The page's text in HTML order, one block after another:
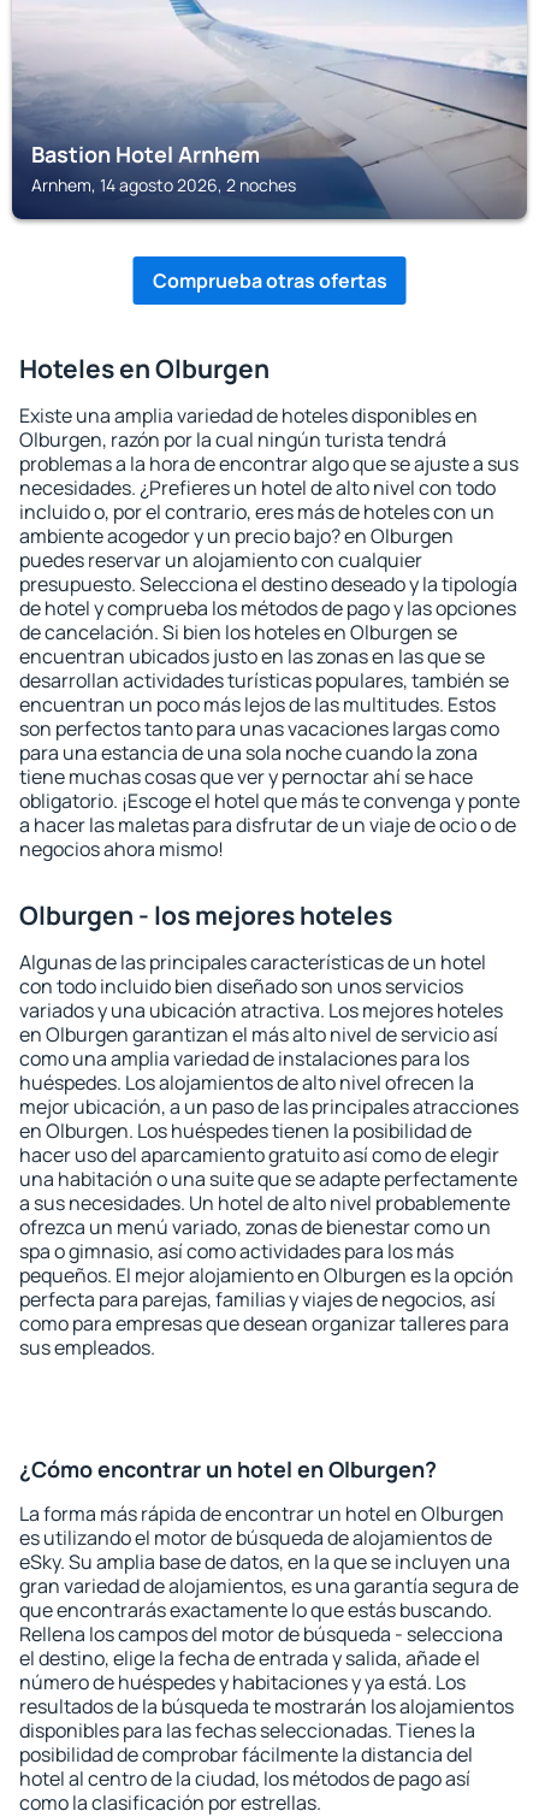
Bastion Hotel Arnhem
Arnhem, 14 agosto 2026, 2 noches
Comprueba otras ofertas
Hoteles en Olburgen
Existe una amplia variedad de hoteles disponibles en
Olburgen, razón por la cual ningún turista tendrá
problemas a la hora de encontrar algo que se ajuste a sus
necesidades. ¿Prefieres un hotel de alto nivel con todo
incluido o, por el contrario, eres más de hoteles con un
ambiente acogedor y un precio bajo? en Olburgen
puedes reservar un alojamiento con cualquier
presupuesto. Selecciona el destino deseado y la tipología
de hotel y comprueba los métodos de pago y las opciones
de cancelación. Si bien los hoteles en Olburgen se
encuentran ubicados justo en las zonas en las que se
desarrollan actividades turísticas populares, también se
encuentran un poco más lejos de las multitudes. Estos
son perfectos tanto para unas vacaciones largas como
para una estancia de una sola noche cuando la zona
tiene muchas cosas que ver y pernoctar ahí se hace
obligatorio. ¡Escoge el hotel que más te convenga y ponte
a hacer las maletas para disfrutar de un viaje de ocio o de
negocios ahora mismo!
Olburgen - los mejores hoteles
Algunas de las principales características de un hotel
con todo incluido bien diseñado son unos servicios
variados y una ubicación atractiva. Los mejores hoteles
en Olburgen garantizan el más alto nivel de servicio así
como una amplia variedad de instalaciones para los
huéspedes. Los alojamientos de alto nivel ofrecen la
mejor ubicación, a un paso de las principales atracciones
en Olburgen. Los huéspedes tienen la posibilidad de
hacer uso del aparcamiento gratuito así como de elegir
una habitación o una suite que se adapte perfectamente
a sus necesidades. Un hotel de alto nivel probablemente
ofrezca un menú variado, zonas de bienestar como un
spa o gimnasio, así como actividades para los más
pequeños. El mejor alojamiento en Olburgen es la opción
perfecta para parejas, familias y viajes de negocios, así
como para empresas que desean organizar talleres para
sus empleados.
¿Cómo encontrar un hotel en Olburgen?
La forma más rápida de encontrar un hotel en Olburgen
es utilizando el motor de búsqueda de alojamientos de
eSky. Su amplia base de datos, en la que se incluyen una
gran variedad de alojamientos, es una garantía segura de
que encontrarás exactamente lo que estás buscando.
Rellena los campos del motor de búsqueda - selecciona
el destino, elige la fecha de entrada y salida, añade el
número de huéspedes y habitaciones y ya está. Los
resultados de la búsqueda te mostrarán los alojamientos
disponibles para las fechas seleccionadas. Tienes la
posibilidad de comprobar fácilmente la distancia del
hotel al centro de la ciudad, los métodos de pago así
como la clasificación por estrellas.